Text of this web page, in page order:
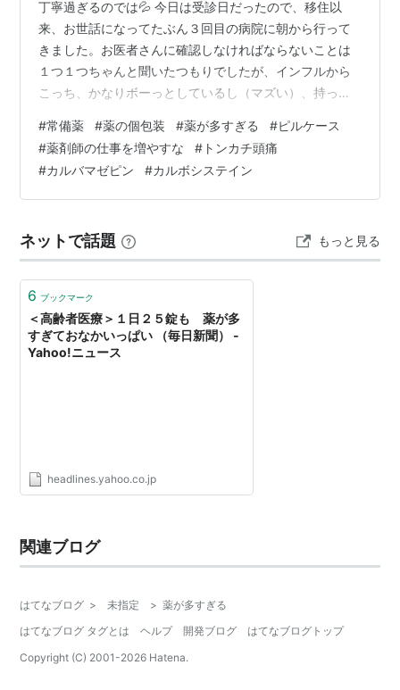
丁寧過ぎるのでは💦 今日は受診日だったので、移住以
来、お世話になってたぶん３回目の病院に朝から行って
きました。お医者さんに確認しなければならないことは
１つ１つちゃんと聞いたつもりでしたが、インフルから
こっち、かなりボーっとしているし（マズい）、持って
た。 そろそろ、トンカチ頭痛のカルバマゼピンを卒業し
たかったんですね。それを言い忘れました。最近、ずっ
と好調なんです。でも、何という事でしょう・・・寒い
中、帰宅して毛糸の帽子を脱いだ途端、こめかみ付近に
カチ頭痛が自己主張しているみたいで、何だか笑えま
し…
#常備薬 #薬の個包装 #薬が多すぎる #ピルケース
#薬剤師の仕事を増やすな # トンカチ頭痛
#カルバマゼピン #カルボシステイン
ネットで話題 もっと見る
6 ブックマーク
＜高齢者医療＞１日２５錠も 薬が多
すぎておなかいっぱい （毎日新聞） -
Yahoo!ニュース
headlines.yahoo.co.jp
関連ブログ
はてなブログ > 未指定 > 薬が多すぎる
はてなブログ タグとは
ヘルプ 開発ブログ
はてなブログトップ
Copyright (C) 2001-2026 Hatena.